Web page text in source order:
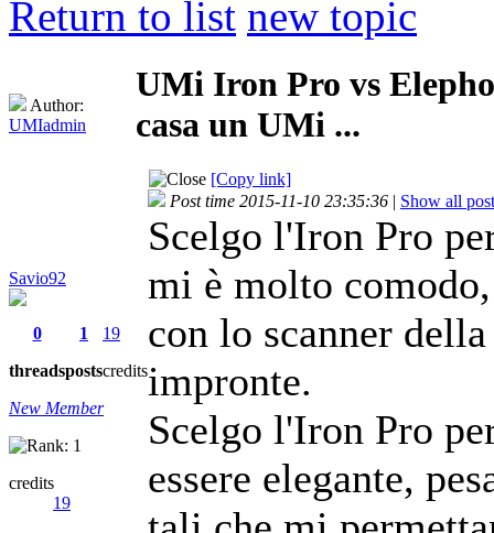
Return to list new topic
Author:
UMIadmin
UMi Iron Pro vs
casa un UMi ...
[Copy link]
Savio92
0
threads
1
posts
19
credits
New Member
credits
19
Post time 2015-11-10 23:35:36 | Show all
Scelgo l'Iron Pro
mi è molto
con lo scanner
impronte.
Scelgo l'Iron Pro
essere elegante,